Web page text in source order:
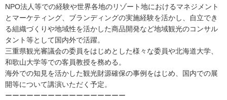
NPO法人等での経験や世界各地のリゾート地におけるマネジメント
とマーケティング、ブランディングの実施経験を活かし、自立でき
る組織づくりや地域性を活かした商品開発など地域観光のコンサル
タント等として国内外で活躍。
三重県観光審議会の委員をはじめとした様々な委員や北海道大学、
和歌山大学等での客員教授を務める。
海外での知見を活かした観光財源確保の事例をはじめ、国内での展
開等について講演いただく予定。
ーーーーーーーーーーーーーーーーー